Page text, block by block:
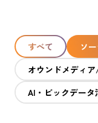
すべて
ソ
オウンドメディ
AI・ビックデータ